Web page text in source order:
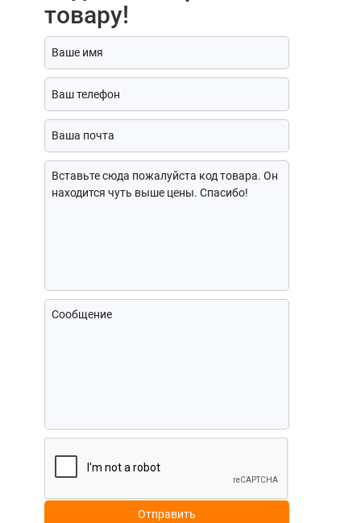
товару!
Отправить